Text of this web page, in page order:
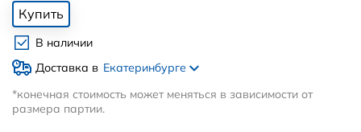
Купить
В наличии
Доставка в Екатеринбурге
*конечная стоимость может меняться в зависимости от
размера партии.